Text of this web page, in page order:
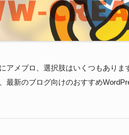
アメブロ、選択肢はいくつもありま
最新のブログ向けのおすすめ